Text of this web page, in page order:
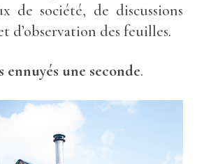
de société, de discussions
d’observation des feuilles.
ennuyés une seconde.